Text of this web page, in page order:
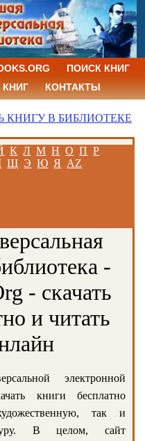
ПОИСК КНИГ
КОНТАКТЫ
КНИГУ В БИБЛИОТЕКЕ
К Л М Н О П Р
Щ Э Ю Я AZ
-
- скачать
и читать
электронной
книги бесплатно
так и
В целом, сайт